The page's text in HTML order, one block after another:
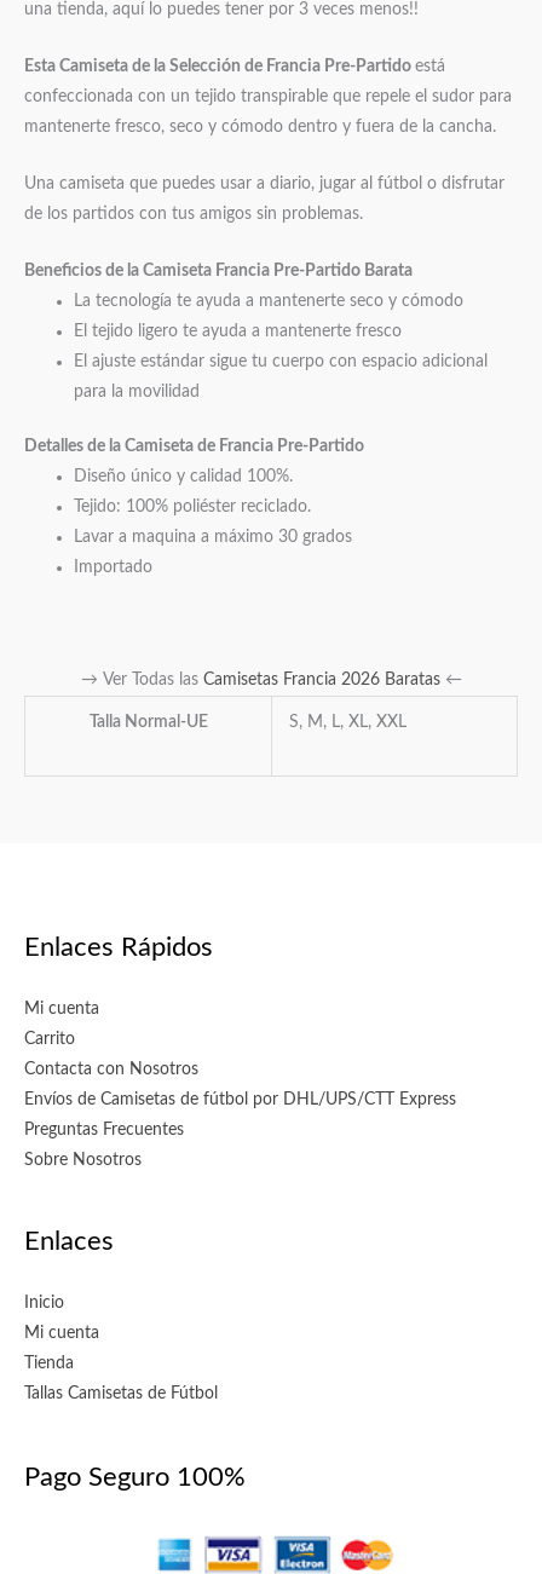
una tienda, aquí lo puedes tener por 3 veces menos!!
Esta Camiseta de la Selección de Francia Pre-Partido está
confeccionada con un tejido transpirable que repele el sudor para
mantenerte fresco, seco y cómodo dentro y fuera de la cancha.
Una camiseta que puedes usar a diario, jugar al fútbol o disfrutar
de los partidos con tus amigos sin problemas.
Beneficios de la Camiseta Francia Pre-Partido Barata
La tecnología te ayuda a mantenerte seco y cómodo
El tejido ligero te ayuda a mantenerte fresco
El ajuste estándar sigue tu cuerpo con espacio adicional
para la movilidad
Detalles de la Camiseta de Francia Pre-Partido
Diseño único y calidad 100%.
Tejido: 100% poliéster reciclado.
Lavar a maquina a máximo 30 grados
Importado
→ Ver Todas las Camisetas Francia 2026 Baratas ←
Talla Normal-UE S, M, L, XL, XXL
Enlaces Rápidos
Mi cuenta
Carrito
Contacta con Nosotros
Envíos de Camisetas de fútbol por DHL/UPS/CTT Express
Preguntas Frecuentes
Sobre Nosotros
Enlaces
Inicio
Mi cuenta
Tienda
Tallas Camisetas de Fútbol
Pago Seguro 100%